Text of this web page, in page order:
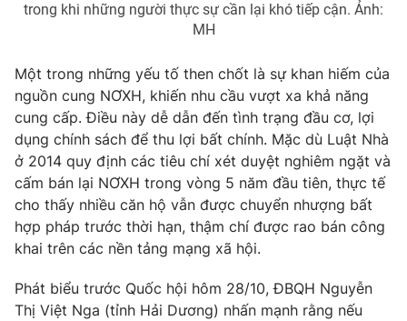
VTV Thể thao
VTV Sức khoẻ Bất động sản
Thị trường 24h Tấm lòng Việt
VTV4 Vươn mình bằng AI
VTV9 VTV8
Liên hệ tòa soạn English
trong khi những người thực sự cần lại khó tiếp cận. Ảnh:
MH
Một trong những yếu tố then chốt là sự khan hiếm của
nguồn cung NƠXH, khiến nhu cầu vượt xa khả năng
cung cấp. Điều này dễ dẫn đến tình trạng đầu cơ, lợi
dụng chính sách để thu lợi bất chính. Mặc dù Luật Nhà
ở 2014 quy định các tiêu chí xét duyệt nghiêm ngặt và
cấm bán lại NƠXH trong vòng 5 năm đầu tiên, thực tế
cho thấy nhiều căn hộ vẫn được chuyển nhượng bất
hợp pháp trước thời hạn, thậm chí được rao bán công
khai trên các nền tảng mạng xã hội.
Phát biểu trước Quốc hội hôm 28/10, ĐBQH Nguyễn
Thị Việt Nga (tỉnh Hải Dương) nhấn mạnh rằng nếu